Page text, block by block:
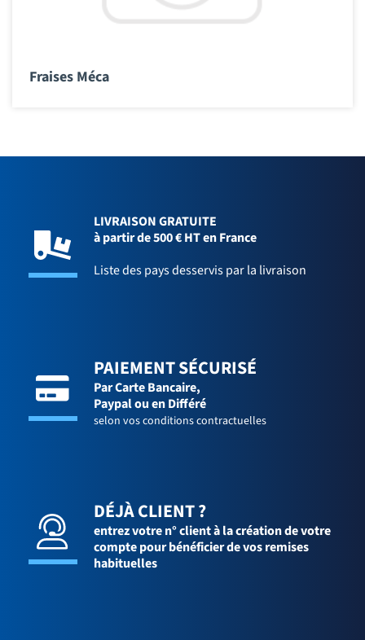
Fraises Méca
LIVRAISON GRATUITE
à partir de 500 € HT en France
Liste des pays desservis par la livraison
PAIEMENT SÉCURISÉ
Par Carte Bancaire,
Paypal ou en Différé
selon vos conditions contractuelles
DÉJÀ CLIENT ?
entrez votre n° client à la création de votre
compte pour bénéficier de vos remises
habituelles